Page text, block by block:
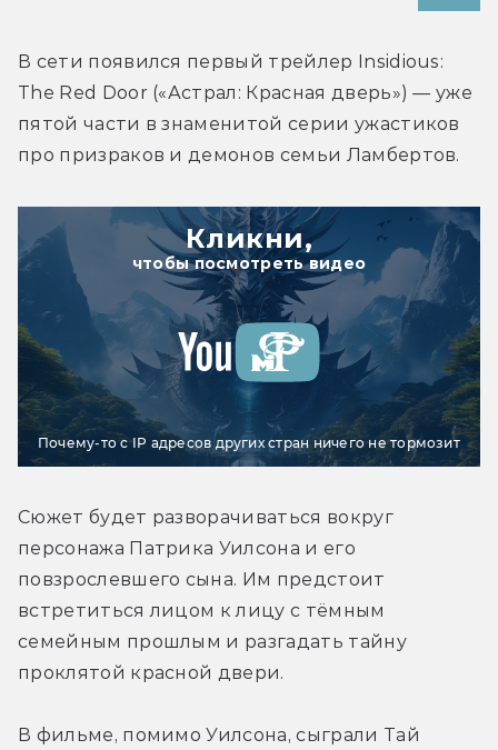
В сети появился первый трейлер Insidious:
The Red Door («Астрал: Красная дверь») — уже
пятой части в знаменитой серии ужастиков
про призраков и демонов семьи Ламбертов.
Кликни,
чтобы посмотреть видео
Почему-то с IP адресов других стран ничего не тормозит
Сюжет будет разворачиваться вокруг
персонажа Патрика Уилсона и его
повзрослевшего сына. Им предстоит
встретиться лицом к лицу с тёмным
семейным прошлым и разгадать тайну
проклятой красной двери.
В фильме, помимо Уилсона, сыграли Тай